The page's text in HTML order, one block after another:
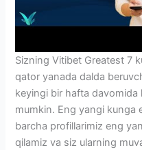
Sizning Vitibet Greatest 7
qator yanada dalda
keyingi bir hafta
mumkin. Eng yangi kunga
barcha profillarimiz eng
qilamiz va siz ularning